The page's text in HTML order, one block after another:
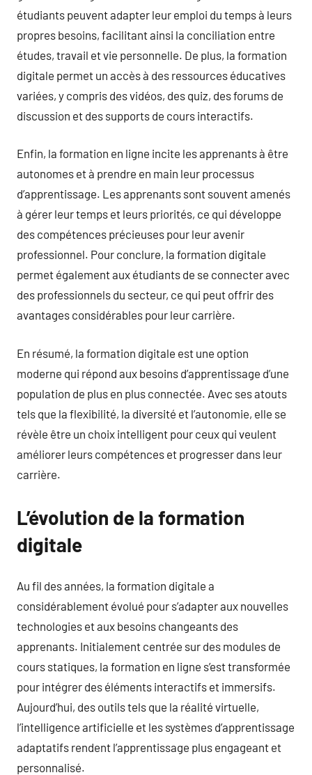
étudiants peuvent adapter leur emploi du temps à leurs
propres besoins, facilitant ainsi la conciliation entre
études, travail et vie personnelle. De plus, la formation
digitale permet un accès à des ressources éducatives
variées, y compris des vidéos, des quiz, des forums de
discussion et des supports de cours interactifs.
Enfin, la formation en ligne incite les apprenants à être
autonomes et à prendre en main leur processus
d’apprentissage. Les apprenants sont souvent amenés
à gérer leur temps et leurs priorités, ce qui développe
des compétences précieuses pour leur avenir
professionnel. Pour conclure, la formation digitale
permet également aux étudiants de se connecter avec
des professionnels du secteur, ce qui peut offrir des
avantages considérables pour leur carrière.
En résumé, la formation digitale est une option
moderne qui répond aux besoins d’apprentissage d’une
population de plus en plus connectée. Avec ses atouts
tels que la flexibilité, la diversité et l’autonomie, elle se
révèle être un choix intelligent pour ceux qui veulent
améliorer leurs compétences et progresser dans leur
carrière.
L’évolution de la formation
digitale
Au fil des années, la formation digitale a
considérablement évolué pour s’adapter aux nouvelles
technologies et aux besoins changeants des
apprenants. Initialement centrée sur des modules de
cours statiques, la formation en ligne s’est transformée
pour intégrer des éléments interactifs et immersifs.
Aujourd’hui, des outils tels que la réalité virtuelle,
l’intelligence artificielle et les systèmes d’apprentissage
adaptatifs rendent l’apprentissage plus engageant et
personnalisé.